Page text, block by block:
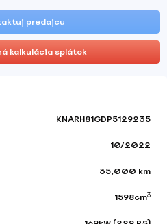
predajcu
kalkulácia splátok
KNARH81GDP5129235
10/2022
35,000 km
1598cm3